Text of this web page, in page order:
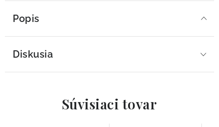
Popis
Diskusia
Súvisiaci tovar